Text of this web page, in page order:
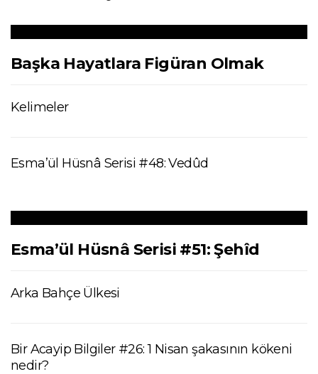
Başka Hayatlara Figüran Olmak
Kelimeler
Esma’ül Hüsnâ Serisi #48: Vedûd
Esma’ül Hüsnâ Serisi #51: Şehîd
Arka Bahçe Ülkesi
Bir Acayip Bilgiler #26: 1 Nisan şakasının kökeni
nedir?